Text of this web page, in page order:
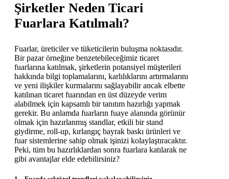
Şirketler Neden Ticari
Fuarlara Katılmalı?
Fuarlar, üreticiler ve tüketicilerin buluşma noktasıdır.
Bir pazar örneğine benzetebileceğimiz ticaret
fuarlarına katılmak, şirketlerin potansiyel müşterileri
hakkında bilgi toplamalarını, karlılıklarını artırmalarını
ve yeni ilişkiler kurmalarını sağlayabilir ancak elbette
katılınan ticaret fuarından en üst düzeyde verim
alabilmek için kapsamlı bir tanıtım hazırlığı yapmak
gerekir. Bu anlamda fuarların fuaye alanında görünür
olmak için hazırlanmış standlar, etkili bir stand
giydirme, roll-up, kırlangıç bayrak baskı ürünleri ve
fuar sistemlerine sahip olmak işinizi kolaylaştıracaktır.
Peki, tüm bu hazırlıklardan sonra fuarlara katılarak ne
gibi avantajlar elde edebilirsiniz?